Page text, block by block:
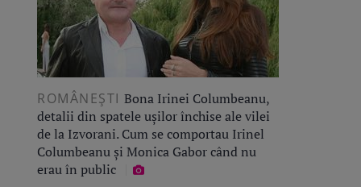
ROMÂNEŞTI Bona Irinei Columbeanu,
detalii din spatele ușilor închise ale vilei
de la Izvorani. Cum se comportau Irinel
Columbeanu și Monica Gabor când nu
erau în public